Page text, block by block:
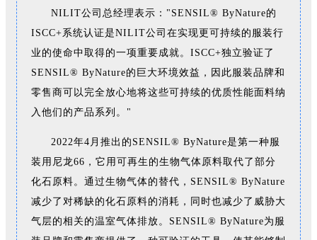
NILIT公司总经理表示："SENSIL® ByNature的
ISCC+系统认证是NILIT公司在实现更可持续的服装行
业的使命中取得的一项重要成就。ISCC+独立验证了
SENSIL® ByNature的巨大环境效益，因此服装品牌和
零售商可以完全放心地将这些可持续的优质性能面料纳
入他们的产品系列。"
2022年4月推出的SENSIL® ByNature是第一种服
装用尼龙66，它用可再生的生物气体原料取代了部分
化石原料。通过生物气体的替代，SENSIL® ByNature
减少了对稀缺的化石原料的消耗，同时也减少了威胁大
气层的相关的温室气体排放。SENSIL® ByNature为服